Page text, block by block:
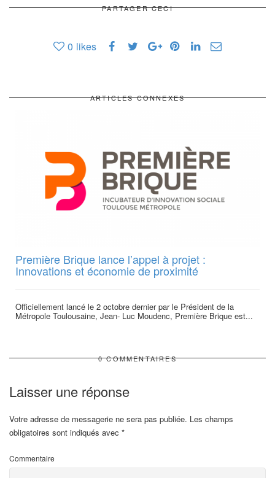
PARTAGER CECI
0 likes
ARTICLES CONNEXES
Première Brique lance l’appel à projet :
Innovations et économie de proximité
Officiellement lancé le 2 octobre dernier par le Président de la
Métropole Toulousaine, Jean- Luc Moudenc, Première Brique est...
0 COMMENTAIRES
Laisser une réponse
Votre adresse de messagerie ne sera pas publiée. Les champs
obligatoires sont indiqués avec *
Commentaire